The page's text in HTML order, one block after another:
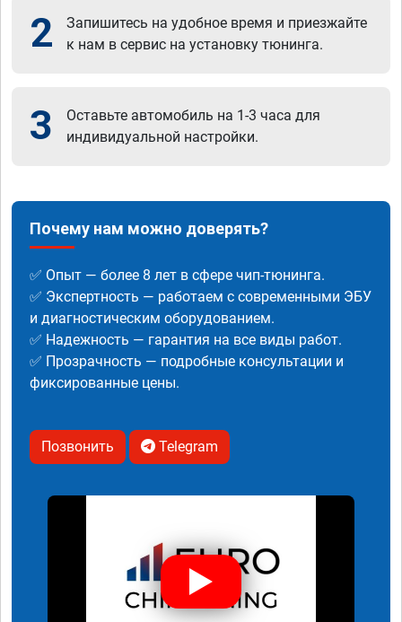
2
Запишитесь на удобное время и приезжайте
к нам в сервис на установку тюнинга.
3
Оставьте автомобиль на 1-3 часа для
индивидуальной настройки.
Почему нам можно доверять?
✅ Опыт — более 8 лет в сфере чип-тюнинга.
✅ Экспертность — работаем с современными ЭБУ
и диагностическим оборудованием.
✅ Надежность — гарантия на все виды работ.
✅ Прозрачность — подробные консультации и
фиксированные цены.
Позвонить Telegram